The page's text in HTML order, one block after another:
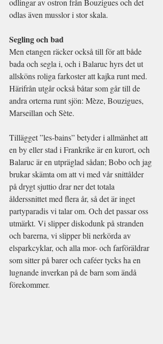
odlingar av ostron från Bouzigues och det
odlas även musslor i stor skala.
Segling och bad
Men etangen räcker också till för att både
bada och segla i, och i Balaruc hyrs det ut
allsköns roliga farkoster att kajka runt med.
Härifrån utgår också båtar som går till de
andra orterna runt sjön: Mèze, Bouzigues,
Marseillan och Sète.
Tillägget ”les-bains” betyder i allmänhet att
en by eller stad i Frankrike är en kurort, och
Balaruc är en utpräglad sådan; Bobo och jag
brukar skämta om att vi med vår snittålder
på drygt sjuttio drar ner det totala
ålderssnittet med flera år, så det är inget
partyparadis vi talar om. Och det passar oss
utmärkt. Vi slipper diskodunk på stranden
och barerna, vi slipper bli nerkörda av
elsparkcyklar, och alla mor- och farföräldrar
som sitter på barer och caféer tycks ha en
lugnande inverkan på de barn som ändå
förekommer.